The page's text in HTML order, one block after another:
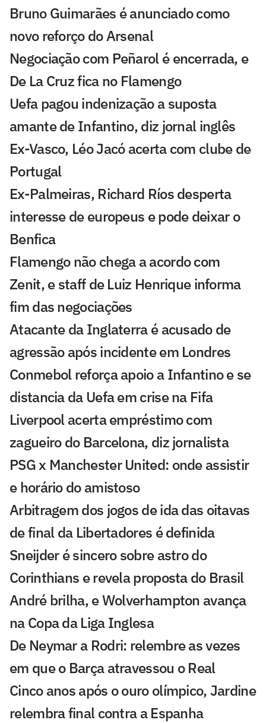
Bruno Guimarães é anunciado como
novo reforço do Arsenal
Negociação com Peñarol é encerrada, e
De La Cruz fica no Flamengo
Uefa pagou indenização a suposta
amante de Infantino, diz jornal inglês
Ex-Vasco, Léo Jacó acerta com clube de
Portugal
Ex-Palmeiras, Richard Ríos desperta
interesse de europeus e pode deixar o
Benfica
Flamengo não chega a acordo com
Zenit, e staff de Luiz Henrique informa
fim das negociações
Atacante da Inglaterra é acusado de
agressão após incidente em Londres
Conmebol reforça apoio a Infantino e se
distancia da Uefa em crise na Fifa
Liverpool acerta empréstimo com
zagueiro do Barcelona, diz jornalista
PSG x Manchester United: onde assistir
e horário do amistoso
Arbitragem dos jogos de ida das oitavas
de final da Libertadores é definida
Sneijder é sincero sobre astro do
Corinthians e revela proposta do Brasil
André brilha, e Wolverhampton avança
na Copa da Liga Inglesa
De Neymar a Rodri: relembre as vezes
em que o Barça atravessou o Real
Cinco anos após o ouro olímpico, Jardine
relembra final contra a Espanha